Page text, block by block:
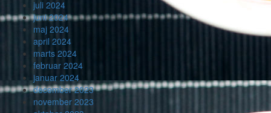
juli 2024
juni 2024
maj 2024
april 2024
marts 2024
februar 2024
januar 2024
december 2023
november 2023